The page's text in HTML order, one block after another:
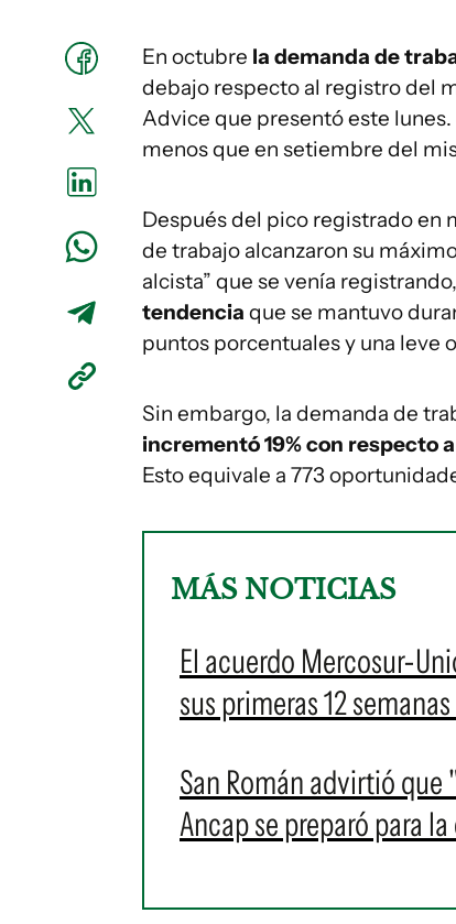
En octubre la demanda de
debajo respecto al registro del
Advice que presentó este
menos que en setiembre del
Después del pico registrado en
de trabajo alcanzaron su
alcista” que se venía
tendencia que se mantuvo
puntos porcentuales y una leve
Sin embargo, la demanda de
incrementó 19% con respecto
Esto equivale a 773
MÁS NOTICIAS
El acuerdo Mercosur-
sus primeras 12
San Román advirtió
Ancap se preparó para